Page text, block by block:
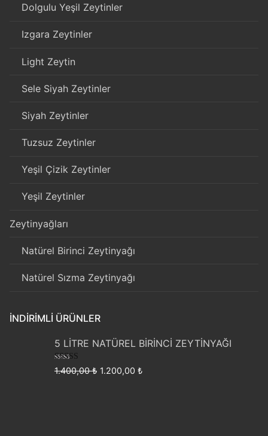
Dolgulu Yeşil Zeytinler
Izgara Zeytinler
Light Zeytin
Sele Siyah Zeytinler
Siyah Zeytinler
Tuzsuz Zeytinler
Yeşil Çizik Zeytinler
Yeşil Zeytinler
Zeytinyağları
Natürel Birinci Zeytinyağı
Natürel Sızma Zeytinyağı
İNDIRIMLI ÜRÜNLER
5 LİTRE NATÜREL BİRİNCİ ZEYTİNYAĞI
5 üzerinden
4.50oy
1.400,00₺ Orijinal
1.200,00 ₺Şu